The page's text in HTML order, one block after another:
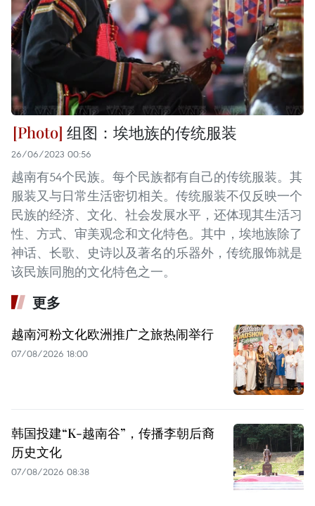
组图：埃地族的传统服装
26/06/2023 00:56
越南有54个民族。每个民族都有自己的传统服装。其
服装又与日常生活密切相关。传统服装不仅反映一个
民族的经济、文化、社会发展水平，还体现其生活习
性、方式、审美观念和文化特色。其中，埃地族除了
神话、长歌、史诗以及著名的乐器外，传统服饰就是
该民族同胞的文化特色之一。
更多
越南河粉文化欧洲推广之旅热闹举行
07/08/2026 18:00
韩国投建“K-越南谷”，传播李朝后裔
历史文化
07/08/2026 08:38